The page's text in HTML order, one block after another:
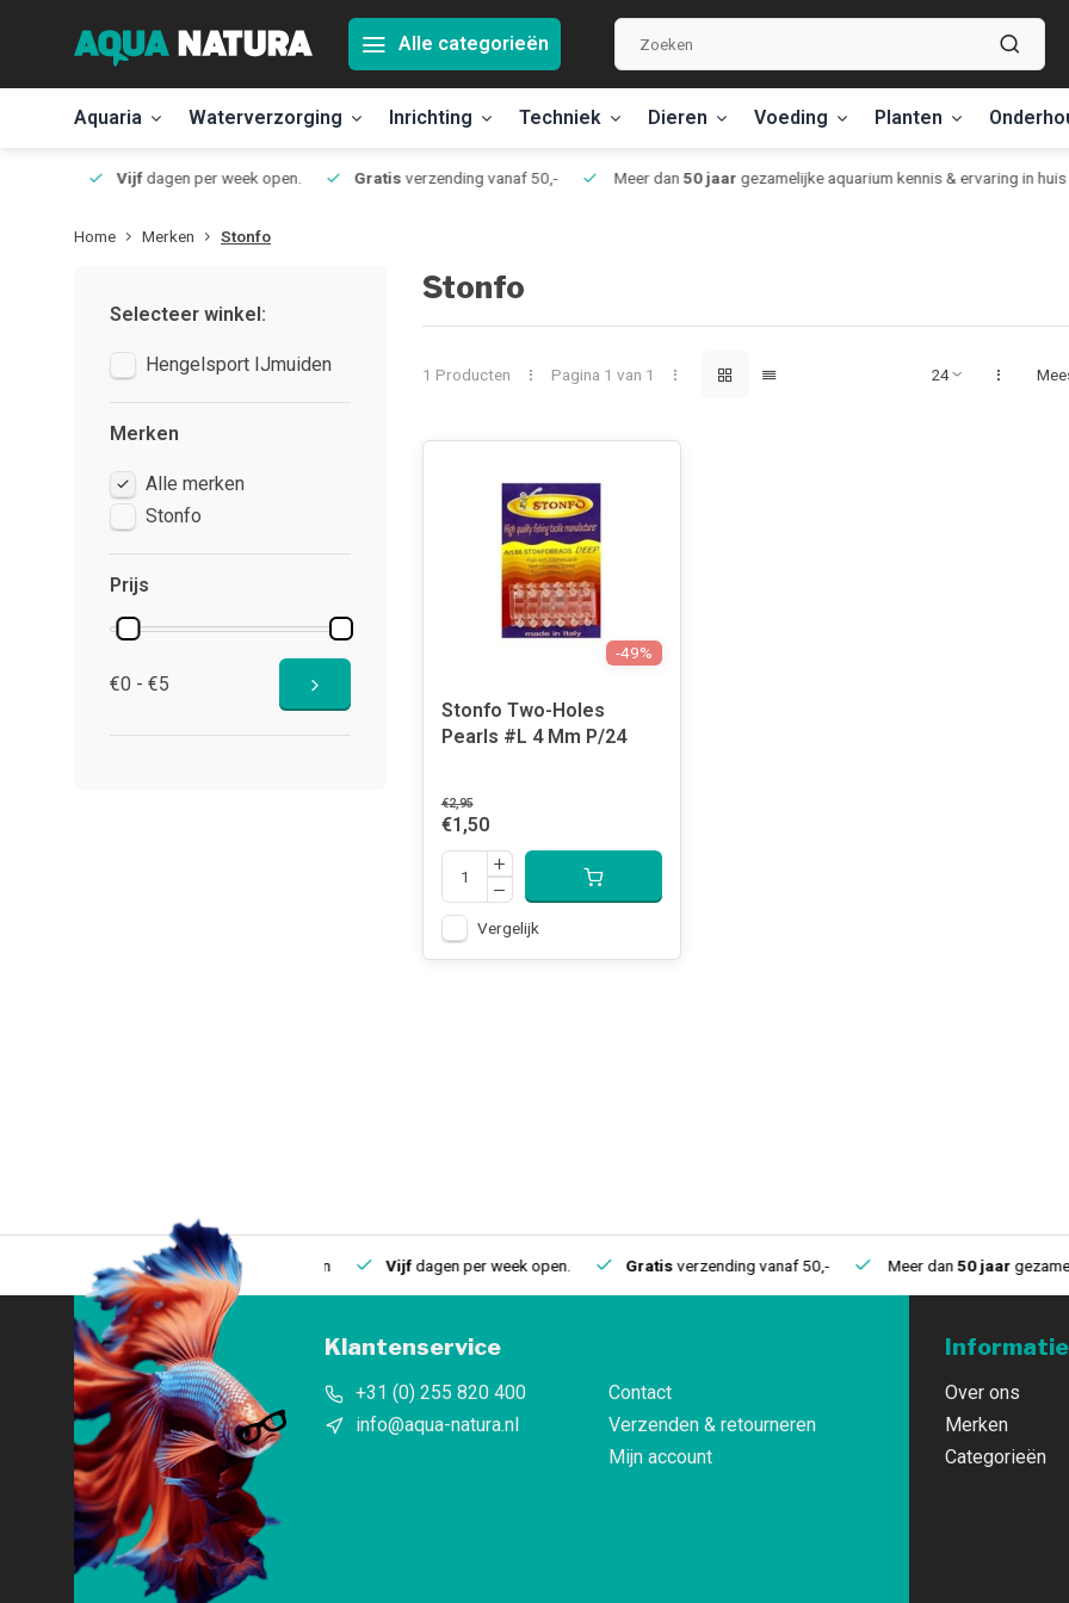
Alle categorieën
Aquaria Waterverzorging Inrichting Techniek Dieren Voeding Planten
Vijfdagen per week open. Gratisverzending vanaf 50,- Meer dan50 jaargezamelijke aquarium kennis & ervaring in huis
Home Merken Stonfo
Selecteer winkel:
Hengelsport IJmuiden
Merken
Alle merken
Stonfo
Prijs
€0 - €5
Stonfo
1 Producten Pagina 1 van 1
-49%
Stonfo Two-Holes
Pearls #L 4 Mm P/24
€2,95
€1,50
Vergelijk
Eenfysieke winkelin IJmuiden Vijf dagen per week open. Gratisverzending vanaf 50,- Meer dan50 jaargezamelijke
Klantenservice
+31 (0) 255 820 400
info@aqua-natura.nl
Contact
Verzenden & retourneren
Mijn account
Informatie
Over ons
Merken
Categorieën